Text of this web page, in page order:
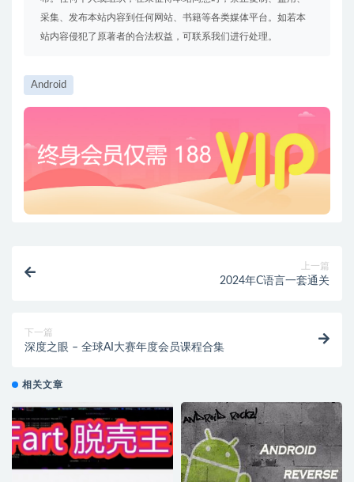
采集、发布本站内容到任何网站、书籍等各类媒体平台。如若本
站内容侵犯了原著者的合法权益，可联系我们进行处理。
Android
上一篇
2024年C语言一套通关
下一篇
深度之眼 – 全球AI大赛年度会员课程合集
相关文章